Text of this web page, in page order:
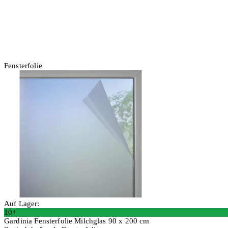
Fensterfolie
Auf Lager:
10+
Gardinia Fensterfolie Milchglas 90 x 200 cm